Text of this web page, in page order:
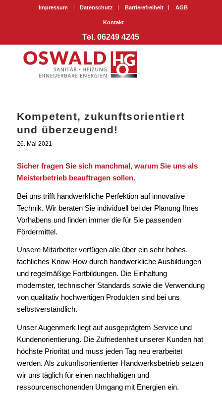
Impressum Datenschutz Barrierefreiheit AGB
Kontakt
Tel. 06249 4245
Kompetent, zukunftsorientiert
und überzeugend!
26. Mai 2021
Sicher fragen Sie sich manchmal, warum Sie uns als
Meisterbetrieb beauftragen sollen.
Bei uns trifft handwerkliche Perfektion auf innovative
Technik. Wir beraten Sie individuell bei der Planung Ihres
Vorhabens und finden immer die für Sie passenden
Fördermittel.
Unsere Mitarbeiter verfügen alle über ein sehr hohes,
fachliches Know-How durch handwerkliche Ausbildungen
und regelmäßige Fortbildungen. Die Einhaltung
modernster, technischer Standards sowie die Verwendung
von qualitativ hochwertigen Produkten sind bei uns
selbstverständlich.
Unser Augenmerk liegt auf ausgeprägtem Service und
Kundenorientierung. Die Zufriedenheit unserer Kunden hat
höchste Priorität und muss jeden Tag neu erarbeitet
werden. Als zukunftsorientierter Handwerksbetrieb setzen
wir uns täglich für einen nachhaltigen und
ressourcenschonenden Umgang mit Energien ein.